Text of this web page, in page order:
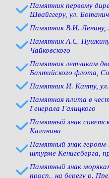
Памятник первому
Швайггеру, ул.
Памятник В.И. Ленину,
Памятник А.С.
Чайковского
Памятник летчикам
Балтийского флота,
Памятник И. Канту, ул.
Памятная плита в
Генерала Галицкого
Памятный знак
Калинина
Памятный знак
штурме Кенигсберга,
Памятный знак
просп., на берегу р.